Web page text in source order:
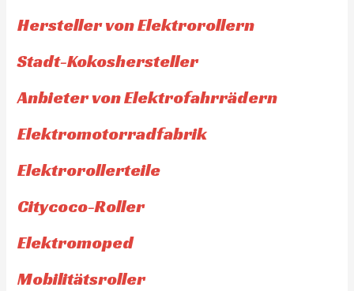
Hersteller von Elektrorollern
Stadt-Kokoshersteller
Anbieter von Elektrofahrrädern
Elektromotorradfabrik
Elektrorollerteile
Citycoco-Roller
Elektromoped
Mobilitätsroller